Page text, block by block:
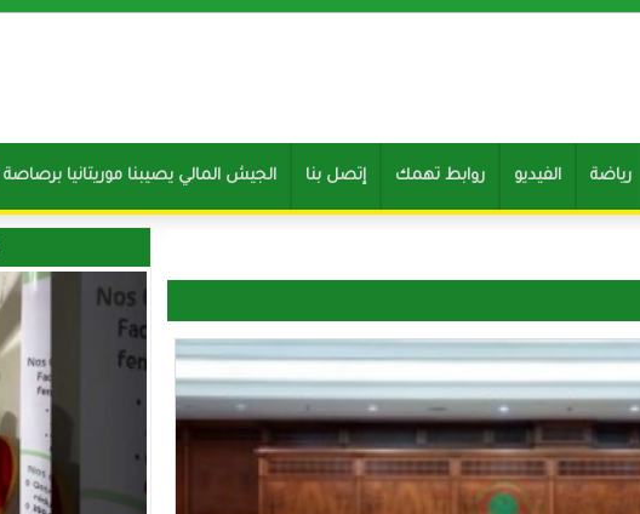
رياضة الفيديو روابط تهمك إتصل بنا Clone of الجيش المالي يصيبنا موريتانيا برصاصة